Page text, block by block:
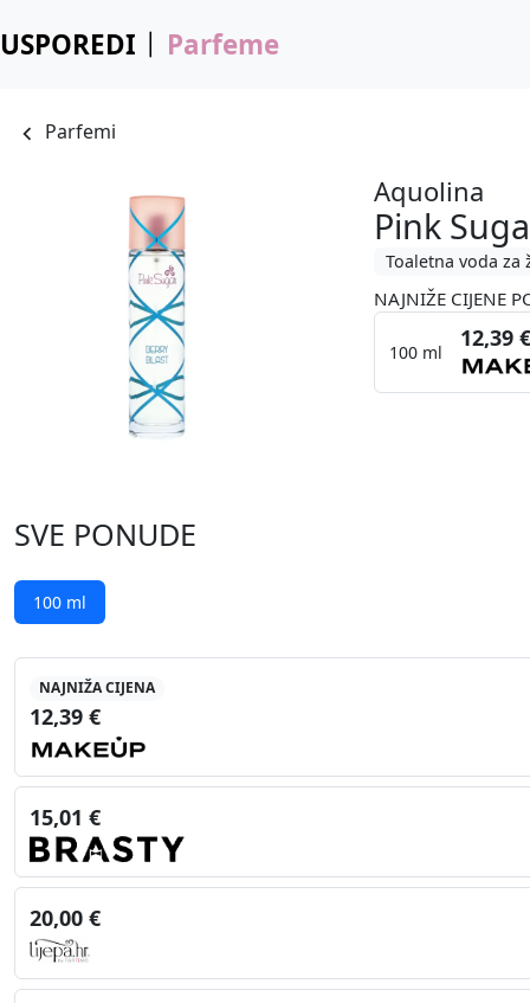
USPOREDI Parfeme
Parfemi
Aquolina
Pink
Toaletna voda za
NAJNIŽE CIJENE
100 ml
12,39
SVE PONUDE
100 ml
NAJNIŽA CIJENA
12,39 €
15,01 €
20,00 €